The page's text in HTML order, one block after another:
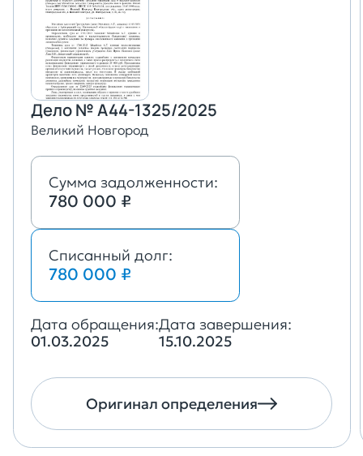
Дело № А44-1325/2025
Великий Новгород
Сумма задолженности:
780 000 ₽
Списанный долг:
780 000 ₽
Дата обращения:
01.03.2025
Дата завершения:
15.10.2025
Оригинал определения